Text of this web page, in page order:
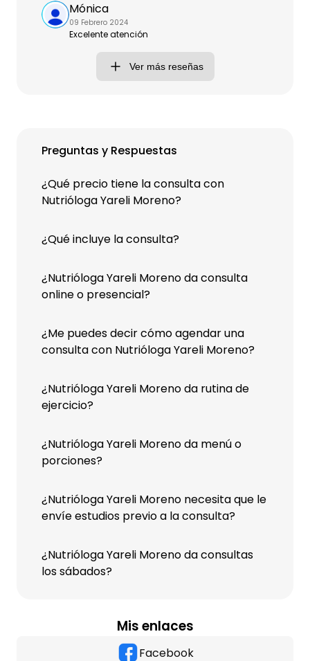
Preguntas y Respuestas
¿Qué precio tiene la consulta con
Nutrióloga Yareli Moreno?
¿Qué incluye la consulta?
¿Nutrióloga Yareli Moreno da consulta
online o presencial?
¿Me puedes decir cómo agendar una
consulta con Nutrióloga Yareli Moreno?
¿Nutrióloga Yareli Moreno da rutina de
ejercicio?
¿Nutrióloga Yareli Moreno da menú o
porciones?
¿Nutrióloga Yareli Moreno necesita que le
envíe estudios previo a la consulta?
¿Nutrióloga Yareli Moreno da consultas
los sábados?
Mónica
09 Febrero 2024
Excelente atención
Ver más reseñas
Mis enlaces
Facebook